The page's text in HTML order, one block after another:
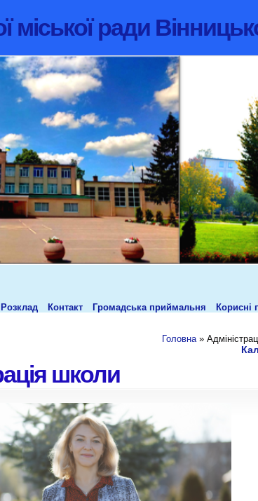
ради
Розклад Контакт Громадська приймальня Корисні
Головна»
школи